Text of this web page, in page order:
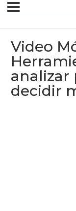
Video
analizar
decidir